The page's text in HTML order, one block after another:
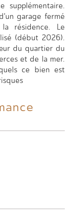
supplémentaire.
garage fermé
résidence. Le
(début 2026).
du quartier du
et de la mer.
ce bien est